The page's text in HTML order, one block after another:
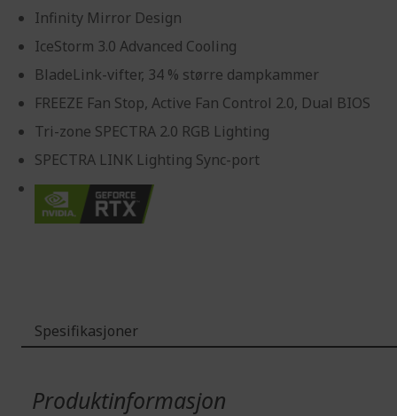
Infinity Mirror Design
IceStorm 3.0 Advanced Cooling
BladeLink-vifter, 34 % større dampkammer
FREEZE Fan Stop, Active Fan Control 2.0, Dual BIOS
Tri-zone SPECTRA 2.0 RGB Lighting
SPECTRA LINK Lighting Sync-port
Spesifikasjoner
Produktinformasjon